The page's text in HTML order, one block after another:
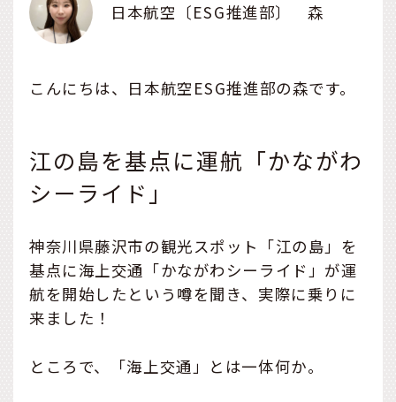
日本航空〔ESG推進部〕 森
こんにちは、日本航空ESG推進部の森です。
江の島を基点に運航「かながわ
シーライド」
神奈川県藤沢市の観光スポット「江の島」を
基点に海上交通「かながわシーライド」が運
航を開始したという噂を聞き、実際に乗りに
来ました！
ところで、「海上交通」とは一体何か。